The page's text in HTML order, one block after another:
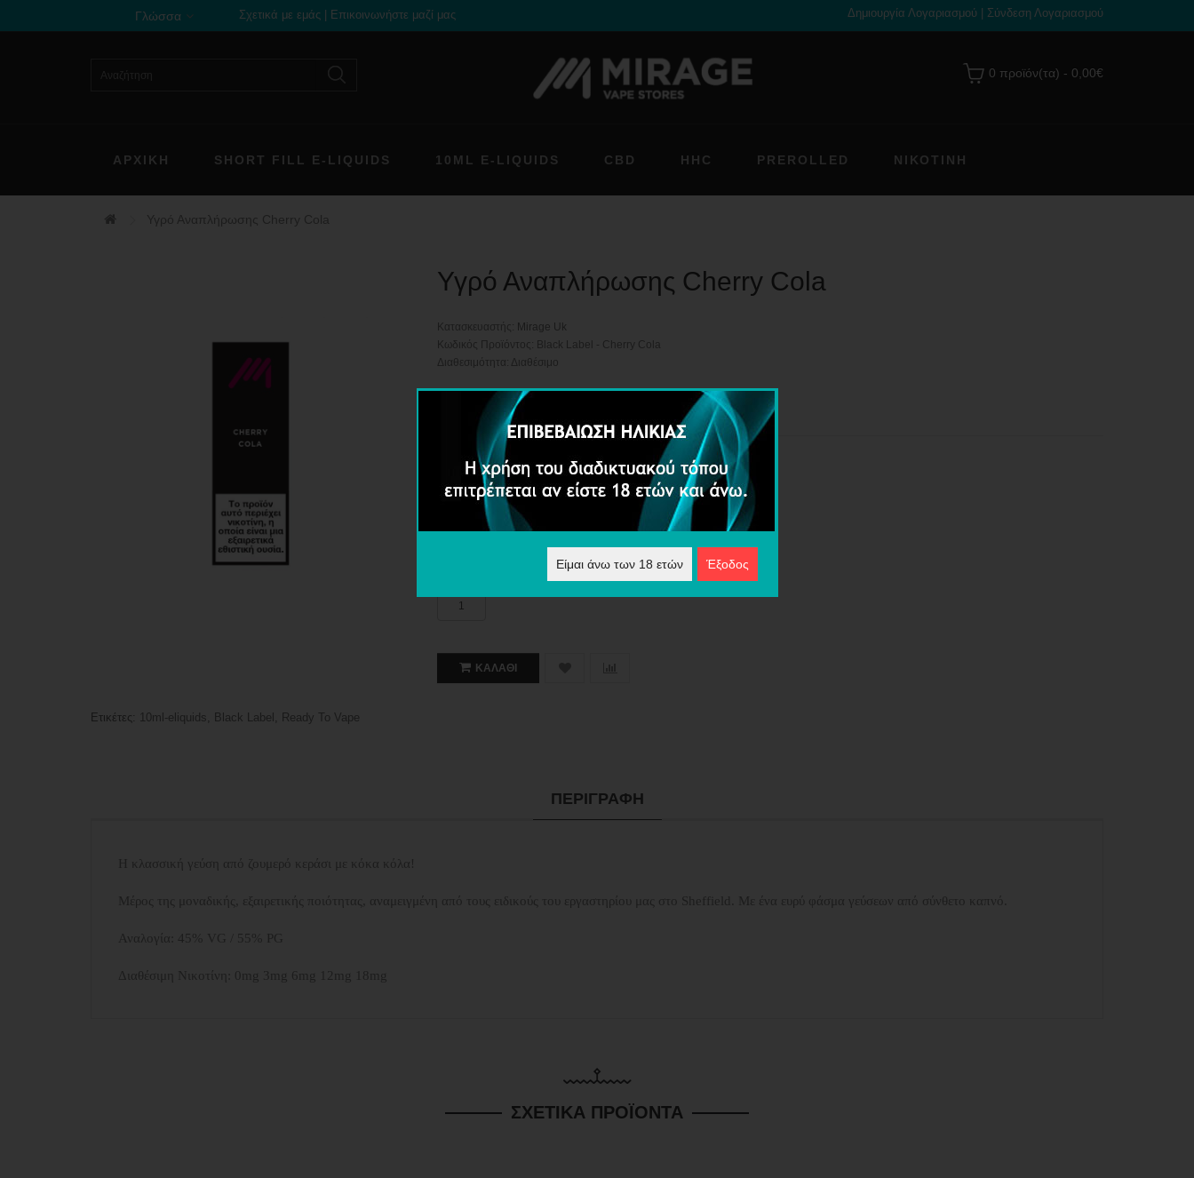
Γλώσσα Σχετικά με εμάς Επικοινωνήστε μαζί μας Δημιουργία Λογαριασμού Σύνδεση Λογαριασμού
0 προϊόν(τα) - 0,00€
ΑΡΧΙΚΗ SHORT FILL E-LIQUIDS 10ML E-LIQUIDS CBD HHC PREROLLED ΝΙΚΟΤΊΝΗ
Υγρό Αναπλήρωσης Cherry Cola
Υγρό Αναπλήρωσης Cherry Cola
Κατασκευαστής:
Mirage Uk
Κωδικός Προϊόντος: Black Label - Cherry Cola
Διαθεσιμότητα: Διαθέσιμο
5,00€
Διαθέσιμες Επιλογές
Επίπεδο Νικοτίνης
ΚΑΛΆΘΙ
Ετικέτες: 10ml-eliquids, Black Label , Ready To Vape
ΠΕΡΙΓΡΑΦΉ
Η κλασσική γεύση από ζουμερό κεράσι με κόκα κόλα!
Μέρος της μοναδικής, εξαιρετικής ποιότητας, αναμειγμένη από τους ειδικούς του εργαστηρίου μας στο Sheffield. Με ένα ευρύ φάσμα γεύσεων από σύνθετο καπνό.
Αναλογία: 45% VG / 55% PG
Διαθέσιμη Νικοτίνη: 0mg 3mg 6mg 12mg 18mg
ΣΧΕΤΙΚΆ ΠΡΟΪΌΝΤΑ
Είμαι άνω των 18 ετών Έξοδος